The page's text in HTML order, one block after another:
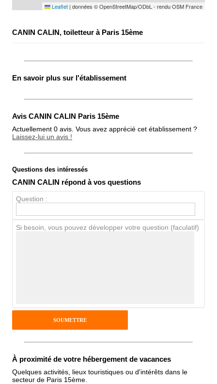
Leaflet | données © OpenStreetMap/ODbL - rendu OSM France
CANIN CALIN, toiletteur à Paris 15ème
En savoir plus sur l'établissement
Avis CANIN CALIN Paris 15ème
Actuellement 0 avis. Vous avez apprécié cet établissement ?
Laissez-lui un avis !
Note globale
Antispam - Combien font 7x4 (en
chiffres) :
Questions des intéressés
CANIN CALIN répond à vos questions
Question :
Si besoin, vous pouvez développer votre question (faculatif)
À proximité de votre hébergement de vacances
Quelques activités, lieux touristiques ou d'intérêts dans le
secteur de Paris 15ème.